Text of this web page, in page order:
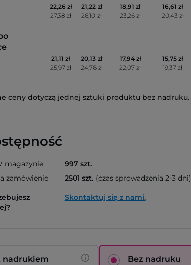
22,26 zł
27,38 zł
21,22 zł
26,10 zł
18,91 zł
23,26 zł
16,61 zł
20,43 zł
21,11 zł
25,97 zł
20,13 zł
24,76 zł
17,94 zł
22,07 zł
15,75 zł
19,37 zł
ceny dotyczą jednej sztuki produktu bez nadruku.
magazynie
zamówienie
997 szt.
2501 szt.(czas sprowadzenia 2-3 dni)
Skontaktuj się z nami.
nadrukiem Bez nadruku